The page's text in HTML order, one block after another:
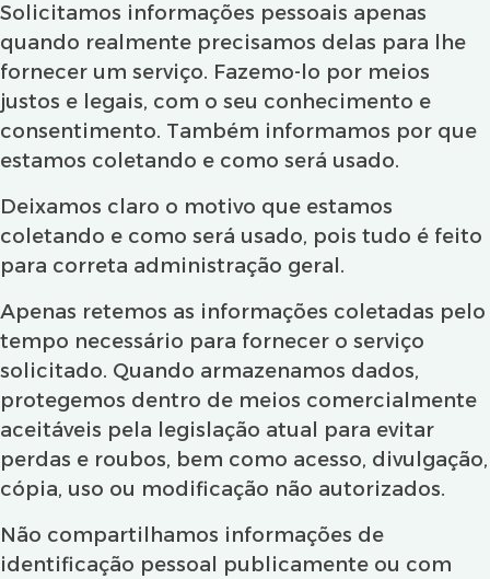
Solicitamos informações pessoais apenas
quando realmente precisamos delas para lhe
fornecer um serviço. Fazemo-lo por meios
justos e legais, com o seu conhecimento e
consentimento. Também informamos por que
estamos coletando e como será usado.
Deixamos claro o motivo que estamos
coletando e como será usado, pois tudo é feito
para correta administração geral.
Apenas retemos as informações coletadas pelo
tempo necessário para fornecer o serviço
solicitado. Quando armazenamos dados,
protegemos dentro de meios comercialmente
aceitáveis pela legislação atual ​​para evitar
perdas e roubos, bem como acesso, divulgação,
cópia, uso ou modificação não autorizados.
Não compartilhamos informações de
identificação pessoal publicamente ou com